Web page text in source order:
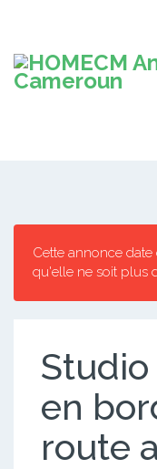
Cette annonce date
qu'elle ne soit plus
en
route